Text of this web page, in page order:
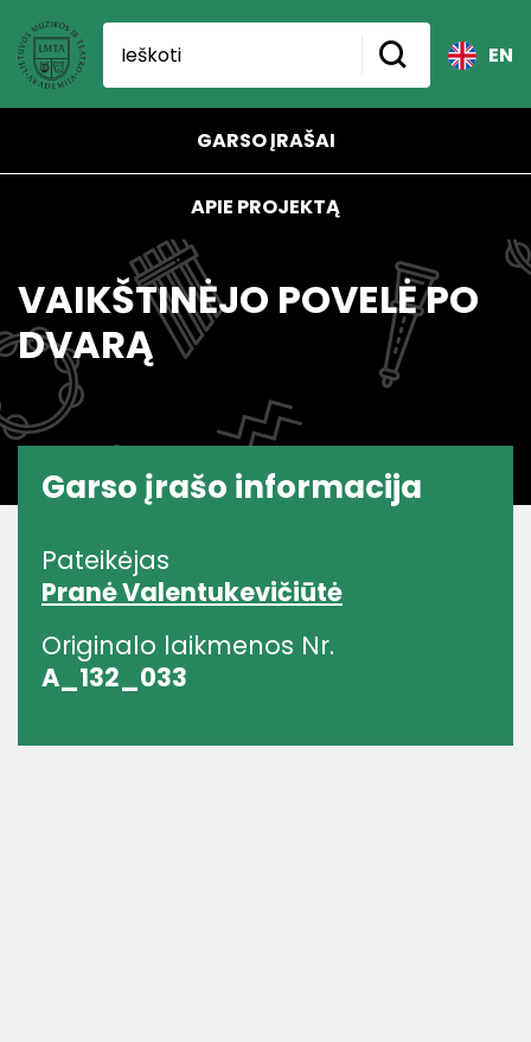
EN
GARSO ĮRAŠAI
APIE PROJEKTĄ
VAIKŠTINĖJO POVELĖ PO
DVARĄ
Garso įrašo informacija
Pateikėjas
Pranė Valentukevičiūtė
Originalo laikmenos Nr.
A_132_033